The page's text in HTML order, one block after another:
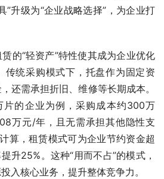
”升级为“企业战略选择”，为企业打
的“轻资产”特性使其成为企业优化
传统采购模式下，托盘作为固定资
还需承担折旧、维修等长期成本。
片的企业为例，采购成本约300万
万元/年，且无需承担其他隐性支
算，租赁模式可为企业节约资金超
升25%。这种“用而不占”的模式，
入核心业务，提升整体竞争力。